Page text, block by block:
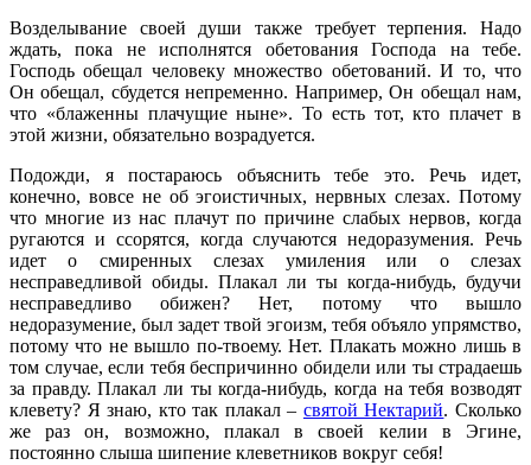
Возделывание своей души также требует терпения. Надо
ждать, пока не исполнятся обетования Господа на тебе.
Господь обещал человеку множество обетований. И то, что
Он обещал, сбудется непременно. Например, Он обещал нам,
что «блаженны плачущие ныне». То есть тот, кто плачет в
этой жизни, обязательно возрадуется.
Подожди, я постараюсь объяснить тебе это. Речь идет,
конечно, вовсе не об эгоистичных, нервных слезах. Потому
что многие из нас плачут по причине слабых нервов, когда
ругаются и ссорятся, когда случаются недоразумения. Речь
идет о смиренных слезах умиления или о слезах
несправедливой обиды. Плакал ли ты когда-нибудь, будучи
несправедливо обижен? Нет, потому что вышло
недоразумение, был задет твой эгоизм, тебя объяло упрямство,
потому что не вышло по-твоему. Нет. Плакать можно лишь в
том случае, если тебя беспричинно обидели или ты страдаешь
за правду. Плакал ли ты когда-нибудь, когда на тебя возводят
клевету? Я знаю, кто так плакал – святой Нектарий. Сколько
же раз он, возможно, плакал в своей келии в Эгине,
постоянно слыша шипение клеветников вокруг себя!